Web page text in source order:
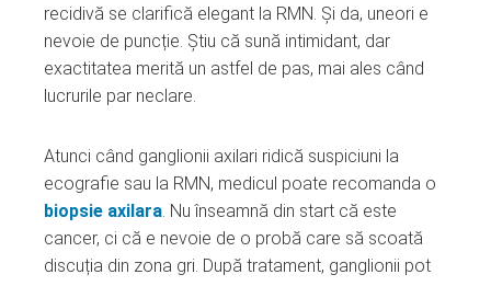
recidivă se clarifică elegant la RMN. Și da, uneori e
nevoie de puncție. Știu că sună intimidant, dar
exactitatea merită un astfel de pas, mai ales când
lucrurile par neclare.
Atunci când ganglionii axilari ridică suspiciuni la
ecografie sau la RMN, medicul poate recomanda o
biopsie axilara. Nu înseamnă din start că este
cancer, ci că e nevoie de o probă care să scoată
discuția din zona gri. După tratament, ganglionii pot